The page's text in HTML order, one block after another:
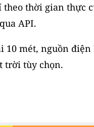
thời gian thực
API.
mét, nguồn điện
trời tùy chọn.